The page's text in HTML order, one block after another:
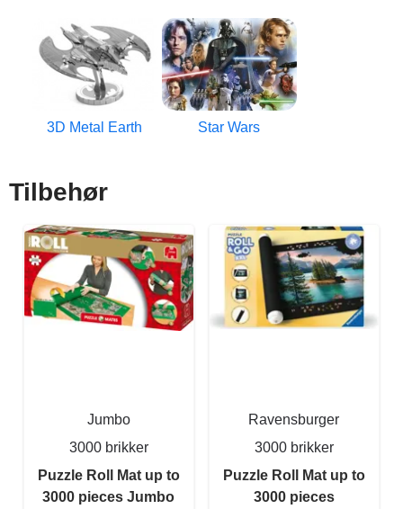
3D Metal Earth Star Wars
Tilbehør
Jumbo
3000 brikker
Puzzle Roll Mat up to
3000 pieces Jumbo
Ravensburger
3000 brikker
Puzzle Roll Mat up to
3000 pieces